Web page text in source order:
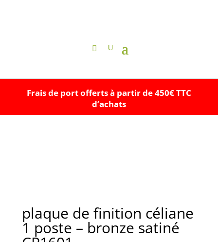
Frais de port offerts à partir de 450€ TTC
d’achats
plaque de finition céliane
1 poste – bronze satiné